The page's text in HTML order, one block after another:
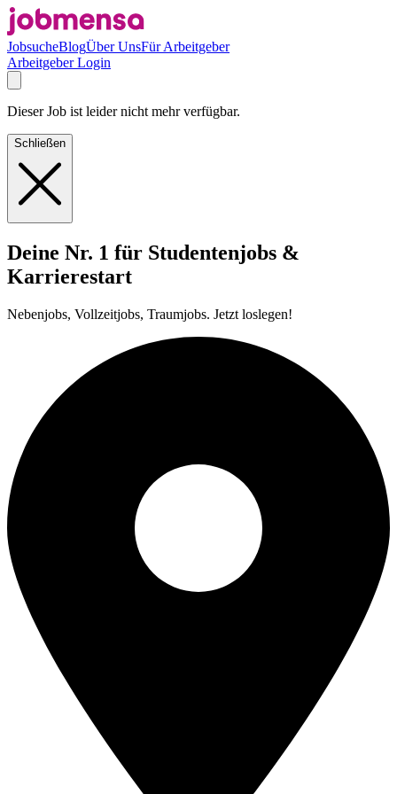
JobsucheBlogÜber UnsFür Arbeitgeber
Arbeitgeber Login
Dieser Job ist leider nicht mehr verfügbar.
Schließen
Deine Nr. 1 für Studentenjobs &
Karrierestart
Nebenjobs, Vollzeitjobs, Traumjobs. Jetzt loslegen!